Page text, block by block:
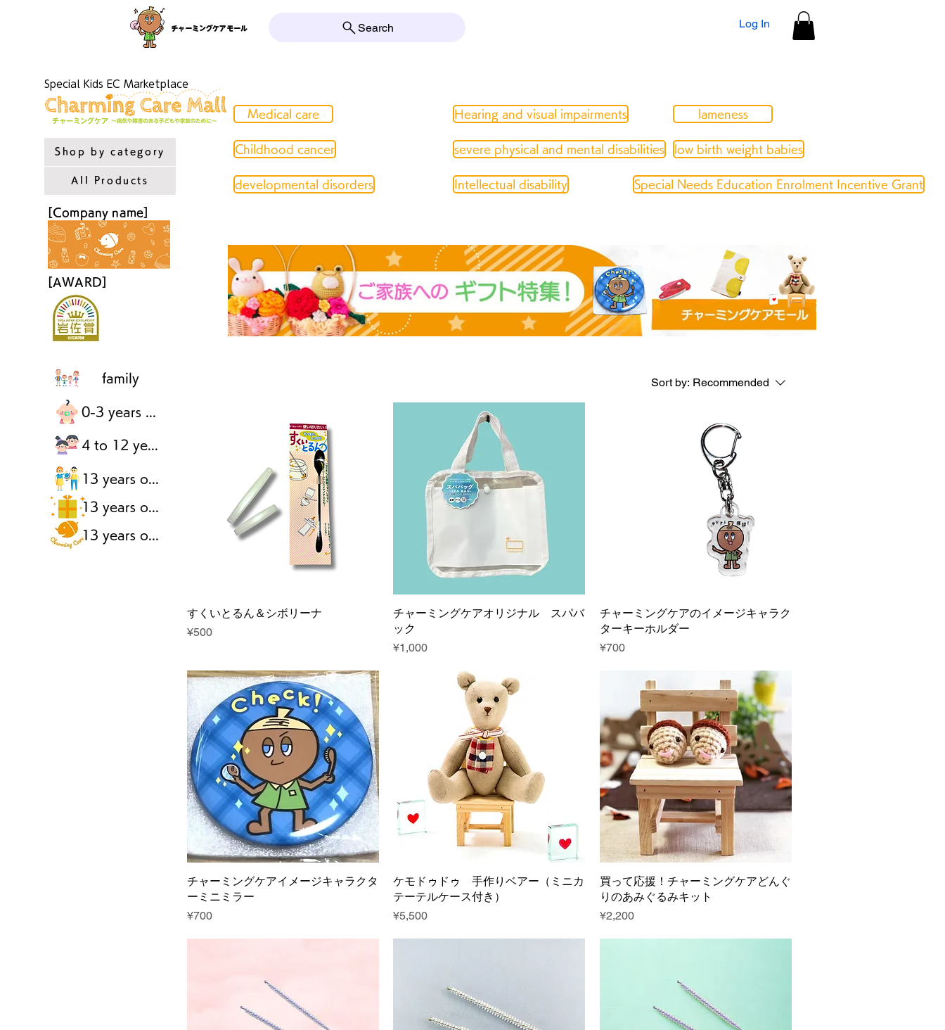
Log In
Search
チャーミングケアモール
Medical care
Childhood cancer
developmental disorders
Hearing and visual impairments
severe physical and mental disabilities
Intellectual disability
lameness
low birth weight babies
Special Needs Education Enrolment Incentive Grant
Special Kids EC Marketplace
Shop by category
All Products
[Company name]
[AWARD]
Sort by: Recommended
すくいとるん＆シボリーナ
Price
¥500
チャーミングケアオリジナル スパバ
ック
Price
¥1,000
チャーミングケアのイメージキャラク
ターキーホルダー
Price
¥700
チャーミングケアイメージキャラクタ
ーミニミラー
Price
¥700
ケモドゥドゥ 手作りベアー（ミニカ
テーテルケース付き）
Price
¥5,500
買って応援！チャーミングケアどんぐ
りのあみぐるみキット
Price
¥2,200
family